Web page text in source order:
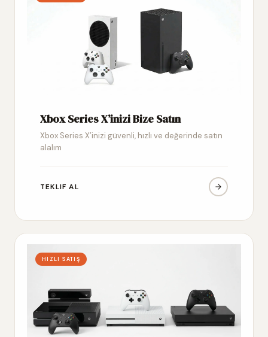
Xbox Series X’inizi Bize Satın
Xbox Series X’inizi güvenli, hızlı ve değerinde satın
alalım
TEKLIF AL
HIZLI SATIŞ